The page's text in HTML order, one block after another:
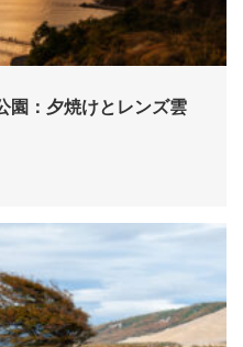
園：夕焼けとレンズ雲